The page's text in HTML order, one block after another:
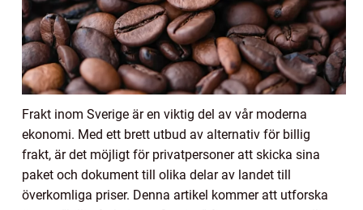
Frakt inom Sverige är en viktig del av vår moderna
ekonomi. Med ett brett utbud av alternativ för billig
frakt, är det möjligt för privatpersoner att skicka sina
paket och dokument till olika delar av landet till
överkomliga priser. Denna artikel kommer att utforska